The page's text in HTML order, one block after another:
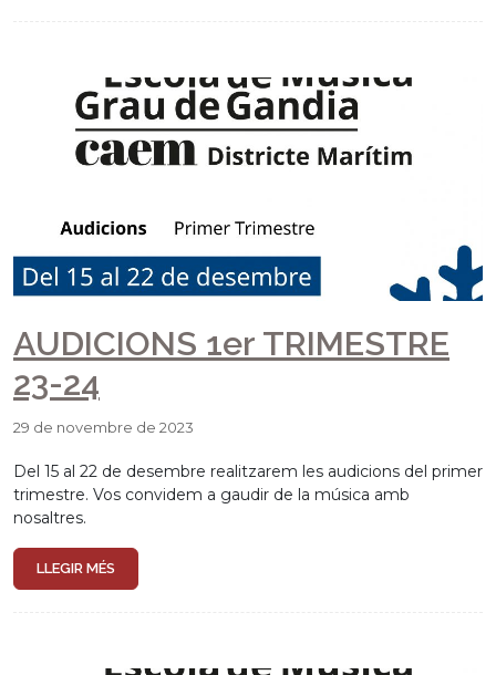
AUDICIONS 1er TRIMESTRE
23-24
29 de novembre de 2023
Del 15 al 22 de desembre realitzarem les audicions del primer
trimestre. Vos convidem a gaudir de la música amb
nosaltres.
LLEGIR MÉS